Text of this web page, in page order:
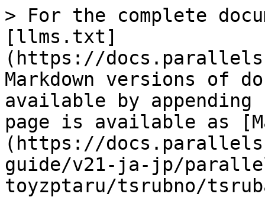
> For the complete
[llms.txt]
(https://
Markdown versions of
available by
page is available as
(https://
guide/v21-ja-jp/
toyzptaru/tsrubno/